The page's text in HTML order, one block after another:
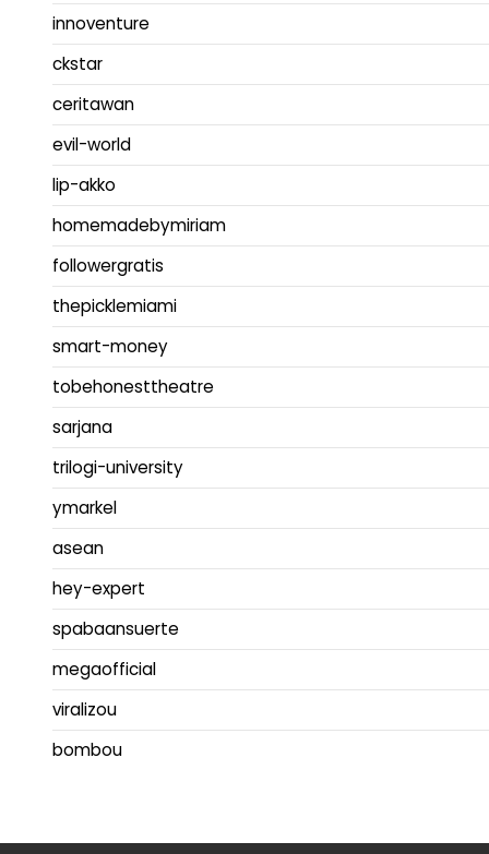
innoventure
ckstar
ceritawan
evil-world
lip-akko
homemadebymiriam
followergratis
thepicklemiami
smart-money
tobehonesttheatre
sarjana
trilogi-university
ymarkel
asean
hey-expert
spabaansuerte
megaofficial
viralizou
bombou